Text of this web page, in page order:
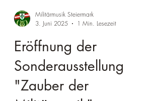
Militärmusik Steiermark
3. Juni 2025
1 Min. Lesezeit
Eröffnung der